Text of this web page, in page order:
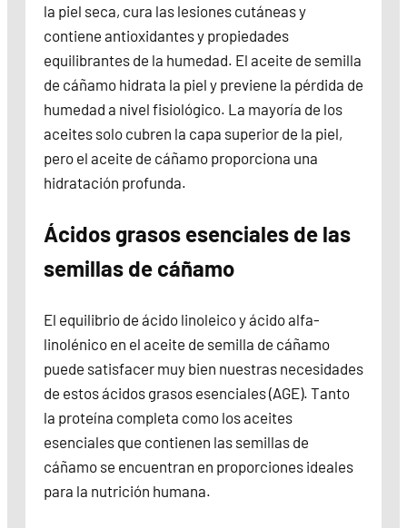
la piel seca, cura las lesiones cutáneas y
contiene antioxidantes y propiedades
equilibrantes de la humedad. El aceite de semilla
de cáñamo hidrata la piel y previene la pérdida de
humedad a nivel fisiológico. La mayoría de los
aceites solo cubren la capa superior de la piel,
pero el aceite de cáñamo proporciona una
hidratación profunda.
Ácidos grasos esenciales de las
semillas de cáñamo
El equilibrio de ácido linoleico y ácido alfa-
linolénico en el aceite de semilla de cáñamo
puede satisfacer muy bien nuestras necesidades
de estos ácidos grasos esenciales (AGE). Tanto
la proteína completa como los aceites
esenciales que contienen las semillas de
cáñamo se encuentran en proporciones ideales
para la nutrición humana.